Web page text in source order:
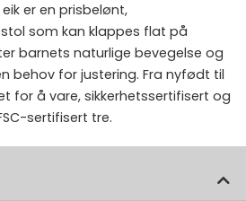
eik er en prisbelønt,
som kan klappes flat på
barnets naturlige bevegelse og
behov for justering. Fra nyfødt til
for å vare, sikkerhetssertifisert og
sertifisert tre.